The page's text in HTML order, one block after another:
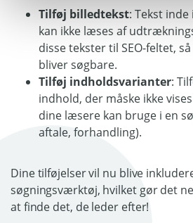
Tilføj billedtekst: Tekst
kan ikke læses af
disse tekster til SEO-feltet,
bliver søgbare.
Tilføj indholdsvarianter:
indhold, der måske ikke
dine læsere kan bruge i en
aftale, forhandling).
Dine tilføjelser vil nu blive
søgningsværktøj, hvilket gør det
at finde det, de leder efter!